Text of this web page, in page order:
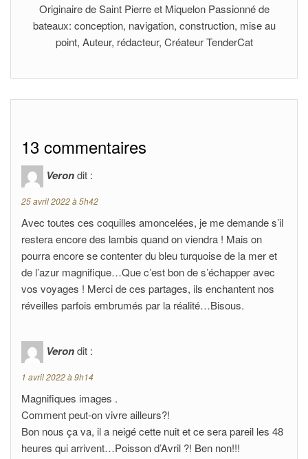
Originaire de Saint Pierre et Miquelon Passionné de
bateaux: conception, navigation, construction, mise au
point, Auteur, rédacteur, Créateur TenderCat
13 commentaires
Verondit :
25 avril 2022 à 5h42
Avec toutes ces coquilles amoncelées, je me demande s’il
restera encore des lambis quand on viendra ! Mais on
pourra encore se contenter du bleu turquoise de la mer et
de l’azur magnifique…Que c’est bon de s’échapper avec
vos voyages ! Merci de ces partages, ils enchantent nos
réveilles parfois embrumés par la réalité…Bisous.
Verondit :
1 avril 2022 à 9h14
Magnifiques images .
Comment peut-on vivre ailleurs?!
Bon nous ça va, il a neigé cette nuit et ce sera pareil les 48
heures qui arrivent…Poisson d’Avril ?! Ben non!!!